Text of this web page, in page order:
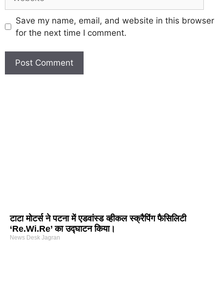
Save my name, email, and website in this browser
for the next time I comment.
टाटा मोटर्स ने पटना में एडवांस्ड व्हीकल स्क्रैपिंग फैसिलिटी
‘Re.Wi.Re’ का उद्घाटन किया।
News Desk Jagran